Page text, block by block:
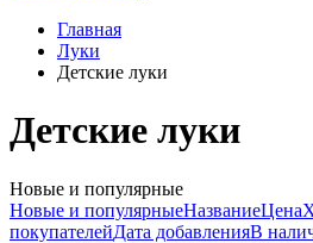
Главная
Луки
Детские луки
Детские луки
Новые и популярные
Новые и популярныеНазваниеЦена
покупателейДата добавленияВ